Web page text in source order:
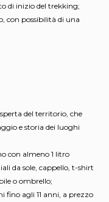
di inizio del trekking;
con possibilità di una
del territorio, che
e storia dei luoghi
con almeno 1 litro
da sole, cappello, t-shirt
o ombrello;
fino agli 11 anni, a prezzo